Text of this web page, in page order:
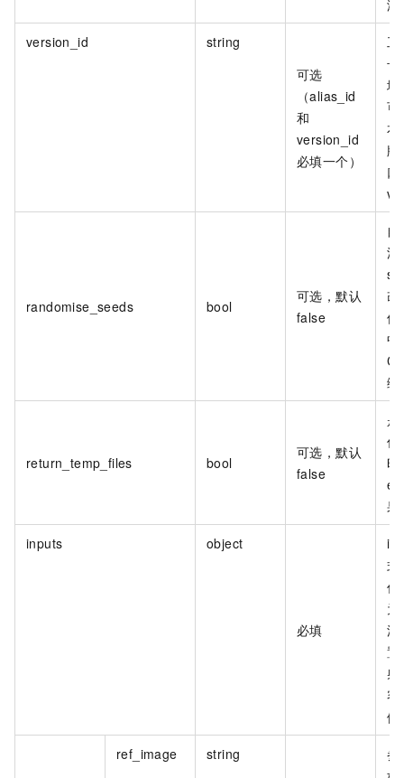
滚
version_id
string
可选
（alias_id
和
version_id
必填一个）
工
号
增
可
本
版
randomise_seeds bool
可选，默认
false
流
改
值
中
缓
return_temp_files bool
可选，默认
false
是
作
时
果
inputs object
必填
式
作
为
流
置
射
容
例
ref_image string
参